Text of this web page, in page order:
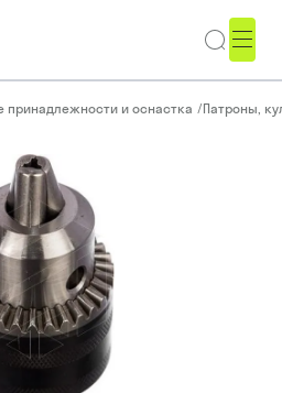
принадлежности и оснастка /Патроны,